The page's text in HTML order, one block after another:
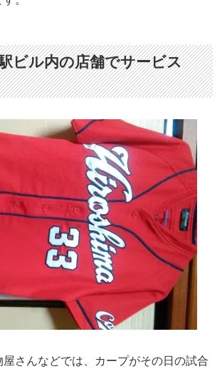
ビル内の店舗でサービス
さんなどでは、カープがその日の試合